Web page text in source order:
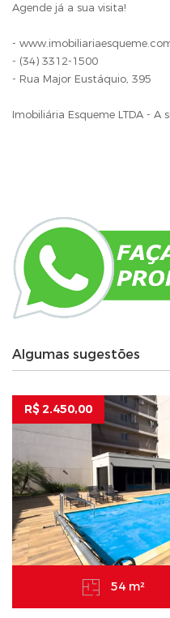
Agende já a sua visita!
-
- (34) 3312-1500
- Rua Major Eustáquio, 395
Imobiliária Esqueme LTDA - A
Algumas sugestões
R$ 2.450,00
54 m²